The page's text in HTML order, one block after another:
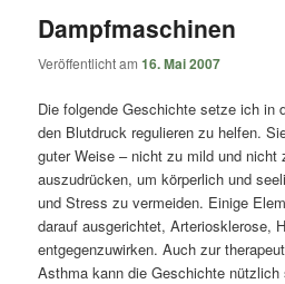
Dampfmaschinen
Veröffentlicht am16. Mai 2007
Die folgende Geschichte setze ich in
den Blutdruck regulieren zu helfen.
guter Weise – nicht zu mild und nicht
auszudrücken, um körperlich und
und Stress zu vermeiden. Einige
darauf ausgerichtet, Arteriosklerose,
entgegenzuwirken. Auch zur
Asthma kann die Geschichte nützlich